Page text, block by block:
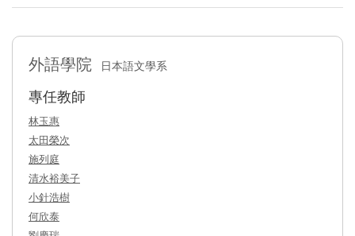
外語學院 日本語文學系
專任教師
林玉惠
太田榮次
施列庭
清水裕美子
小針浩樹
何欣泰